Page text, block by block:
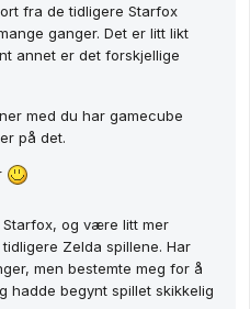
fra de tidligere Starfox
ganger. Det er litt likt
annet er det forskjellige
med du har gamecube
på det.
Starfox, og være litt mer
Zelda spillene. Har
men bestemte meg for å
hadde begynt spillet skikkelig